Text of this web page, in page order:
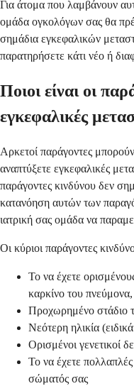
Για άτομα που λαμβάνουν
ομάδα ογκολόγων σας θα
σημάδια εγκεφαλικών
παρατηρήσετε κάτι νέο ή
Ποιοι είναι οι
εγκεφαλικές
Αρκετοί παράγοντες
αναπτύξετε εγκεφαλικές
παράγοντες κινδύνου δεν
κατανόηση αυτών των
ιατρική σας ομάδα να
Οι κύριοι παράγοντες
Το να έχετε
καρκίνο του
Προχωρημένο στάδιο
Νεότερη ηλικία
Ορισμένοι γενετικοί
Το να έχετε
σώματός σας